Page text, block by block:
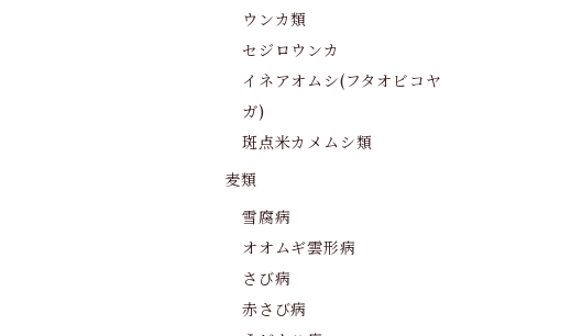
ウンカ類
セジロウンカ
イネアオムシ(フタオビコヤ
ガ)
斑点米カメムシ類
麦類
雪腐病
オオムギ雲形病
さび病
赤さび病